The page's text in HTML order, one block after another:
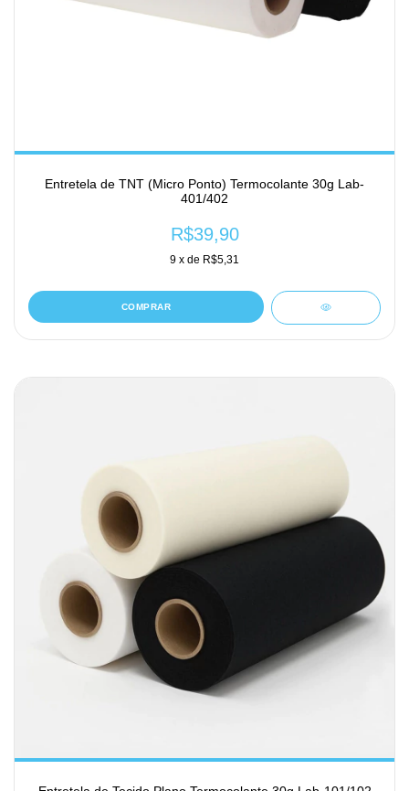
Entretela de TNT (Micro Ponto) Termocolante 30g Lab-
401/402
R$39,90
9 x de R$5,31
COMPRAR